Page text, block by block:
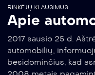
RINKĖJŲ KLAUSIMUS
Apie
2017 sausio 25 d.
automobilių,
besidominčius, kad